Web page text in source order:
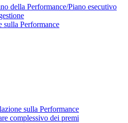
della Performance/Piano esecutivo
sulla Performance
sulla Performance
complessivo dei premi